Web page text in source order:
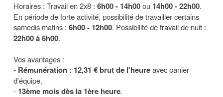
Horaires : Travail en 2x8 : 6h00 - 14h00ou 14h00 - 22h00.
En période de forte activité, possibilité de travailler certains
samedis matins : 6h00 - 12h00. Possibilité de travail de nuit :
22h00 à 6h00.
Vos avantages :
- Rémunération : 12,31 € brut de l'heureavec panier
d'équipe.
- 13ème mois dès la 1ère heure.